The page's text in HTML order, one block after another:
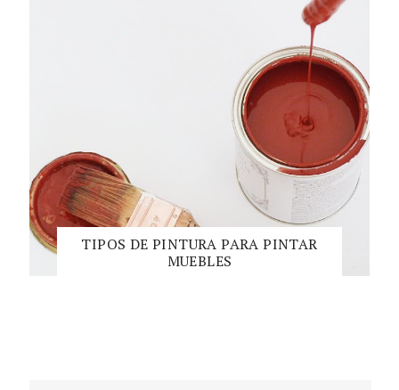
TIPOS DE PINTURA PARA PINTAR
MUEBLES